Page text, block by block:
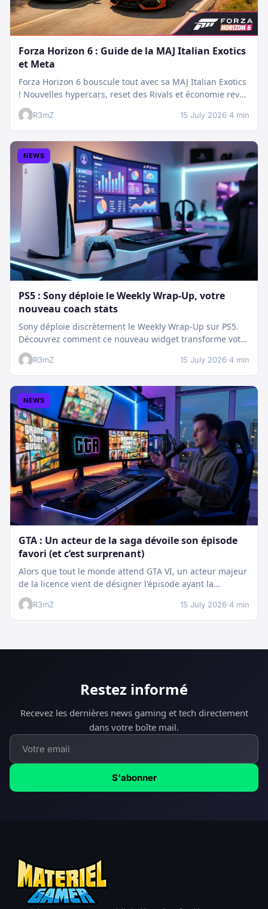
Forza Horizon 6 : Guide de la MAJ Italian Exotics
et Meta
Forza Horizon 6 bouscule tout avec sa MAJ Italian Exotics
! Nouvelles hypercars, reset des Rivals et économie revue
:…
R3mZ 15 July 2026·4 min
NEWS
PS5 : Sony déploie le Weekly Wrap-Up, votre
nouveau coach stats
Sony déploie discrètement le Weekly Wrap-Up sur PS5.
Découvrez comment ce nouveau widget transforme votre
dashboard et booste votre suivi…
R3mZ 15 July 2026·4 min
NEWS
GTA : Un acteur de la saga dévoile son épisode
favori (et c’est surprenant)
Alors que tout le monde attend GTA VI, un acteur majeur
de la licence vient de désigner l'épisode ayant la…
R3mZ 15 July 2026·4 min
Restez informé
Recevez les dernières news gaming et tech directement
dans votre boîte mail.
S'abonner